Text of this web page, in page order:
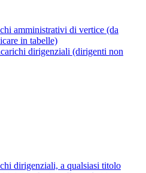
amministrativi di vertice (da
in tabelle)
dirigenziali (dirigenti non
dirigenziali, a qualsiasi titolo